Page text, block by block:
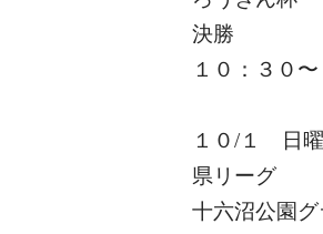
決勝
１０：３０〜
１０/１ 日
県リーグ
十六沼公園